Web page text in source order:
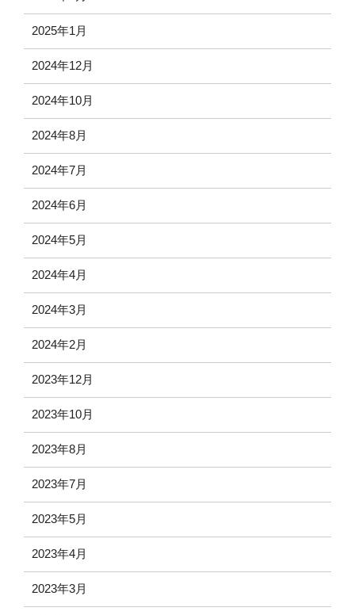
2025年1月
2024年12月
2024年10月
2024年8月
2024年7月
2024年6月
2024年5月
2024年4月
2024年3月
2024年2月
2023年12月
2023年10月
2023年8月
2023年7月
2023年5月
2023年4月
2023年3月